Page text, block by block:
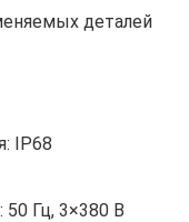
деталей
IP68
Гц, 3×380 В